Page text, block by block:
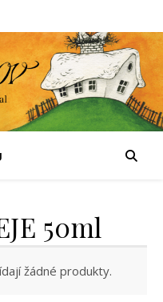
50ml
žádné produkty.